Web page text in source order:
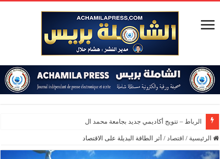
الرباط – تتويج أكاديمي جديد بجامعة محمد الخامس
الرئيسية / اقتصاد / أثر الطاقة البديلة على الاقتصاد